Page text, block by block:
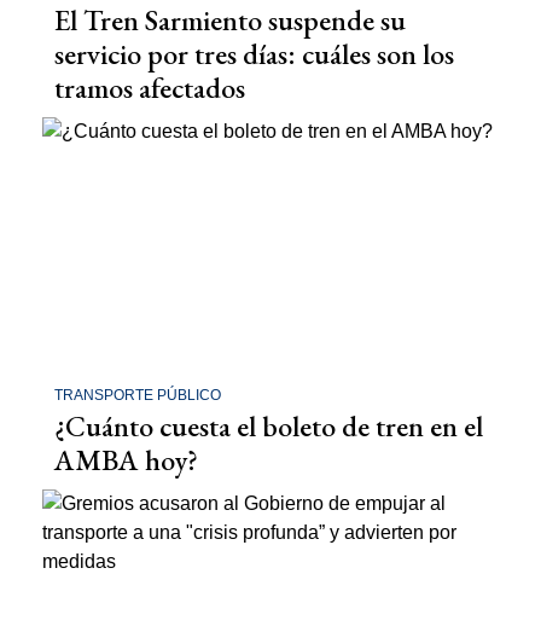
El Tren Sarmiento suspende su
servicio por tres días: cuáles son los
tramos afectados
TRANSPORTE PÚBLICO
¿Cuánto cuesta el boleto de tren en el
AMBA hoy?